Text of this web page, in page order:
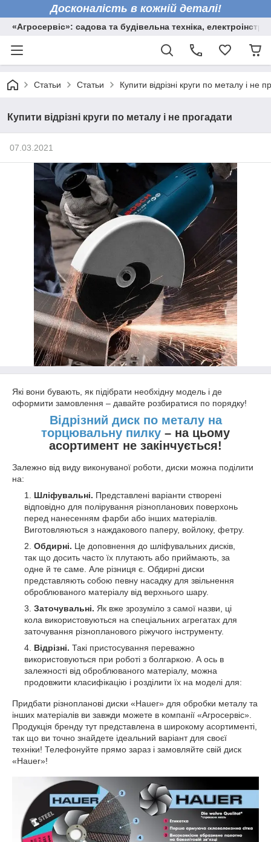
Досконалість в кожній деталі!
«Агросервіс»: садова та будівельна техніка,
Статьи Статьи Купити відрізні круги по металу і не
Купити відрізні круги по металу і не прогадати
07.03.2021
Які вони бувають, як підібрати необхідну модель і де
оформити замовлення – давайте розбиратися по порядку!
Відрізний диск по металу на
торцювальну пилку – на цьому
асортимент не закінчується!
Залежно від виду виконуваної роботи, диски можна поділити
на:
Шліфувальні. Представлені варіанти створені
відповідно для полірування різнопланових поверхонь
перед нанесенням фарби або інших матеріалів.
Виготовляються з наждакового паперу, войлоку, фетру.
Обдирні. Це доповнення до шліфувальних дисків,
так що досить часто їх плутають або приймають, за
одне й те саме. Але різниця є. Обдирні диски
представляють собою певну насадку для звільнення
оброблюваного матеріалу від верхнього шару.
Заточувальні. Як вже зрозуміло з самої назви, ці
кола використовуються на спеціальних агрегатах для
заточування різнопланового ріжучого інструменту.
Відрізні. Такі пристосування переважно
використовуються при роботі з болгаркою. А ось в
залежності від оброблюваного матеріалу, можна
продовжити класифікацію і розділити їх на моделі для:
Придбати різнопланові диски «Hauer» для обробки металу та
інших матеріалів ви завжди можете в компанії «Агросервіс».
Продукція бренду тут представлена в широкому асортименті,
так що ви точно знайдете ідеальний варіант для своєї
техніки! Телефонуйте прямо зараз і замовляйте свій диск
«Hauer»!